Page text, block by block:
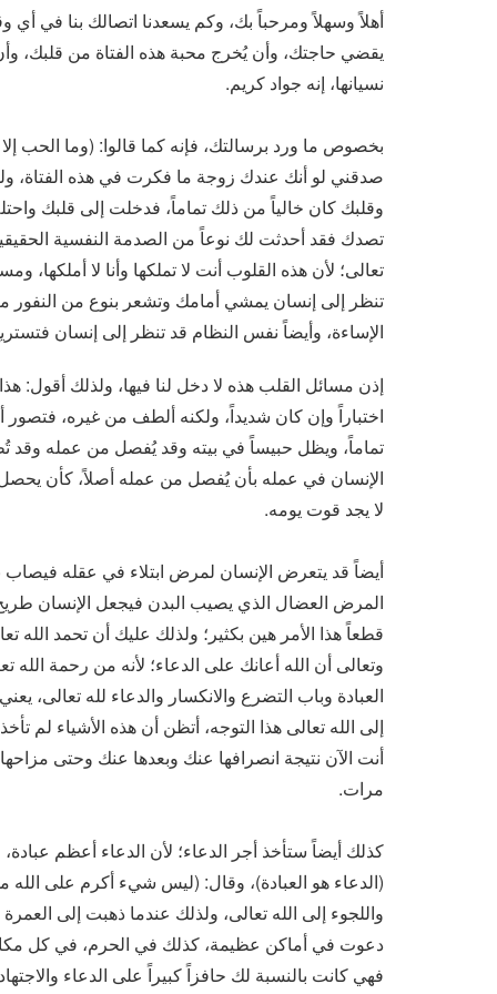
أهلاً وسهلاً ومرحباً بك، وكم يسعدنا اتصالك بنا في
يقضي حاجتك، وأن يُخرج محبة هذه الفتاة من قلبك،
نسيانها، إنه جواد كريم.
بخصوص ما ورد برسالتك، فإنه كما قالوا: (وما الحب
صدقني لو أنك عندك زوجة ما فكرت في هذه الفتاة،
وقلبك كان خالياً من ذلك تماماً، فدخلت إلى قلبك واحتله
تصدك فقد أحدثت لك نوعاً من الصدمة النفسية الحقيقية
تعالى؛ لأن هذه القلوب أنت لا تملكها وأنا لا
تنظر إلى إنسان يمشي أمامك وتشعر بنوع من
الإساءة، وأيضاً نفس النظام قد تنظر إلى إنسان
إذن مسائل القلب هذه لا دخل لنا فيها، ولذلك أقول: هذا
اختباراً وإن كان شديداً، ولكنه ألطف من غيره،
تماماً، ويظل حبيساً في بيته وقد يُفصل من عمله وقد
الإنسان في عمله بأن يُفصل من عمله أصلاً، كأن
لا يجد قوت يومه.
أيضاً قد يتعرض الإنسان لمرض ابتلاء في عقله فيصاب
المرض العضال الذي يصيب البدن فيجعل الإنسان
قطعاً هذا الأمر هين بكثير؛ ولذلك عليك أن تحمد الله
وتعالى أن الله أعانك على الدعاء؛ لأنه من رحمة الله
العبادة وباب التضرع والانكسار والدعاء لله تعالى،
إلى الله تعالى هذا التوجه، أتظن أن هذه الأشياء لم
أنت الآن نتيجة انصرافها عنك وبعدها عنك وحتى
مرات.
كذلك أيضاً ستأخذ أجر الدعاء؛ لأن الدعاء أعظم
(الدعاء هو العبادة)، وقال: (ليس شيء أكرم على الله
واللجوء إلى الله تعالى، ولذلك عندما ذهبت إلى
دعوت في أماكن عظيمة، كذلك في الحرم، في كل مكان
فهي كانت بالنسبة لك حافزاً كبيراً على الدعاء